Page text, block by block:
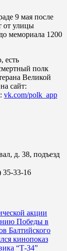
9 мая после
от улицы
мемориала 1200
есть
полк
Великой
сайт:
vk.com/polk_app
д. 38, подъезд
35-33-16
акции
Победы в
Балтийского
кинопоказ
“Т-34”